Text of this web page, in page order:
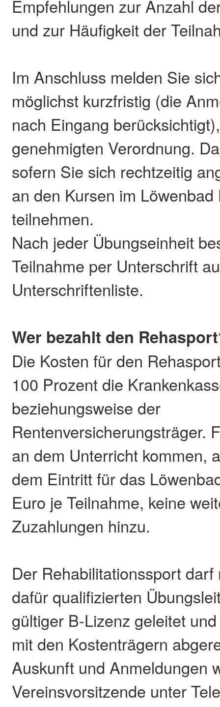
Empfehlungen zur Anzahl
und zur Häufigkeit der
Im Anschluss melden Sie
möglichst kurzfristig (die
nach Eingang
genehmigten Verordnung.
sofern Sie sich rechtzeitig
an den Kursen im
teilnehmen.
Nach jeder Übungseinheit
Teilnahme per Unterschrift
Unterschriftenliste.
Wer bezahlt den
Die Kosten für den
100 Prozent die
beziehungsweise der
Rentenversicherungsträger.
an dem Unterricht kommen,
dem Eintritt für das
Euro je Teilnahme, keine
Zuzahlungen hinzu.
Der Rehabilitationssport
dafür qualifizierten
gültiger B-Lizenz geleitet
mit den Kostenträgern
Auskunft und Anmeldungen
Vereinsvorsitzende unter